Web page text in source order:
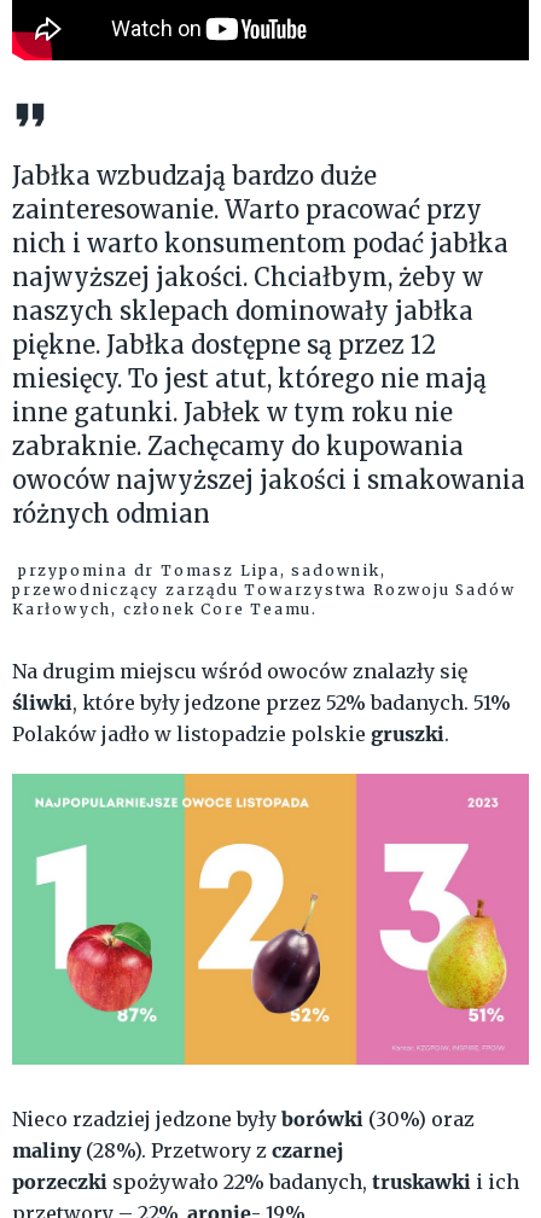
Jabłka wzbudzają bardzo duże
zainteresowanie. Warto pracować przy
nich i warto konsumentom podać jabłka
najwyższej jakości. Chciałbym, żeby w
naszych sklepach dominowały jabłka
piękne. Jabłka dostępne są przez 12
miesięcy. To jest atut, którego nie mają
inne gatunki. Jabłek w tym roku nie
zabraknie. Zachęcamy do kupowania
owoców najwyższej jakości i smakowania
różnych odmian
przypomina dr Tomasz Lipa, sadownik,
przewodniczący zarządu Towarzystwa Rozwoju Sadów
Karłowych, członek Core Teamu.
Na drugim miejscu wśród owoców znalazły się
śliwki, które były jedzone przez 52% badanych. 51%
Polaków jadło w listopadzie polskie gruszki.
Nieco rzadziej jedzone były borówki (30%) oraz
maliny (28%). Przetwory z czarnej
porzeczki spożywało 22% badanych, truskawki i ich
przetwory – 22%, aronię- 19%.